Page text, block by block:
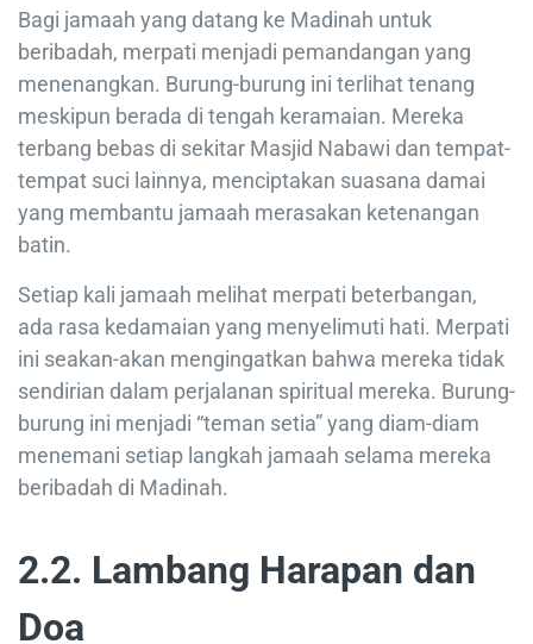
Bagi jamaah yang datang ke Madinah untuk
beribadah, merpati menjadi pemandangan yang
menenangkan. Burung-burung ini terlihat tenang
meskipun berada di tengah keramaian. Mereka
terbang bebas di sekitar Masjid Nabawi dan tempat-
tempat suci lainnya, menciptakan suasana damai
yang membantu jamaah merasakan ketenangan
batin.
Setiap kali jamaah melihat merpati beterbangan,
ada rasa kedamaian yang menyelimuti hati. Merpati
ini seakan-akan mengingatkan bahwa mereka tidak
sendirian dalam perjalanan spiritual mereka. Burung-
burung ini menjadi “teman setia” yang diam-diam
menemani setiap langkah jamaah selama mereka
beribadah di Madinah.
2.2. Lambang Harapan dan
Doa